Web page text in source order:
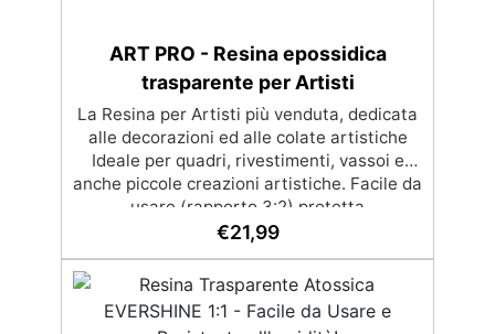
ART PRO - Resina epossidica
trasparente per Artisti
La Resina per Artisti più venduta, dedicata
alle decorazioni ed alle colate artistiche
Ideale per quadri, rivestimenti, vassoi e
anche piccole creazioni artistiche. Facile da
usare (rapporto 3:2) protetta
dall’ingiallimento grazie agli speciali filtri
mantenendo i design precisi e puliti.
Indurisce in 12-24h garantendo una
superficie lucida e brillante
€21,99